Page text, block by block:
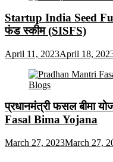
Startup India Seed
फंड स्कीम (SISFS)
April 11, 2023April 18,
प्रधानमंत्री फसल बीमा
Fasal Bima Yojana
March 27, 2023March 27,